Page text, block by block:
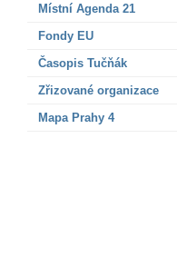
Místní Agenda 21
Fondy EU
Časopis Tučňák
Zřizované organizace
Mapa Prahy 4